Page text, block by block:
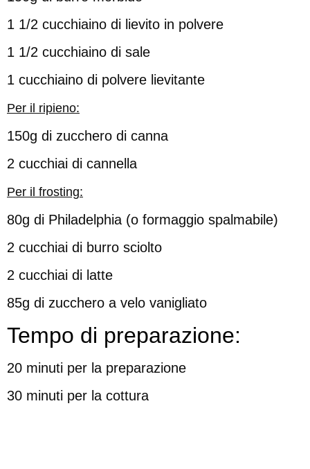
1 1/2 cucchiaino di lievito in polvere
1 1/2 cucchiaino di sale
1 cucchiaino di polvere lievitante
Per il ripieno:
150g di zucchero di canna
2 cucchiai di cannella
Per il frosting:
80g di Philadelphia (o formaggio spalmabile)
2 cucchiai di burro sciolto
2 cucchiai di latte
85g di zucchero a velo vanigliato
Tempo di preparazione:
20 minuti per la preparazione
30 minuti per la cottura